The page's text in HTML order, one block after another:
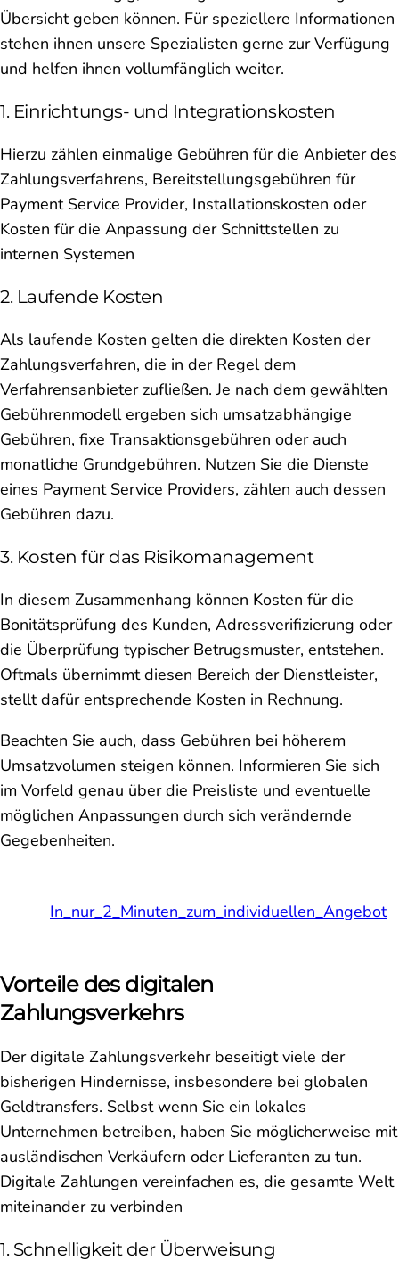
Übersicht geben können. Für speziellere Informationen
stehen ihnen unsere Spezialisten gerne zur Verfügung
und helfen ihnen vollumfänglich weiter.
1. Einrichtungs- und Integrationskosten
Hierzu zählen einmalige Gebühren für die Anbieter des
Zahlungsverfahrens, Bereitstellungsgebühren für
Payment Service Provider, Installationskosten oder
Kosten für die Anpassung der Schnittstellen zu
internen Systemen
2. Laufende Kosten
Als laufende Kosten gelten die direkten Kosten der
Zahlungsverfahren, die in der Regel dem
Verfahrensanbieter zufließen. Je nach dem gewählten
Gebührenmodell ergeben sich umsatzabhängige
Gebühren, fixe Transaktionsgebühren oder auch
monatliche Grundgebühren. Nutzen Sie die Dienste
eines Payment Service Providers, zählen auch dessen
Gebühren dazu.
3. Kosten für das Risikomanagement
In diesem Zusammenhang können Kosten für die
Bonitätsprüfung des Kunden, Adressverifizierung oder
die Überprüfung typischer Betrugsmuster, entstehen.
Oftmals übernimmt diesen Bereich der Dienstleister,
stellt dafür entsprechende Kosten in Rechnung.
Beachten Sie auch, dass Gebühren bei höherem
Umsatzvolumen steigen können. Informieren Sie sich
im Vorfeld genau über die Preisliste und eventuelle
möglichen Anpassungen durch sich verändernde
Gegebenheiten.
In_nur_2_Minuten_zum_individuellen_Angebot
Vorteile des digitalen
Zahlungsverkehrs
Der digitale Zahlungsverkehr beseitigt viele der
bisherigen Hindernisse, insbesondere bei globalen
Geldtransfers. Selbst wenn Sie ein lokales
Unternehmen betreiben, haben Sie möglicherweise mit
ausländischen Verkäufern oder Lieferanten zu tun.
Digitale Zahlungen vereinfachen es, die gesamte Welt
miteinander zu verbinden
1. Schnelligkeit der Überweisung